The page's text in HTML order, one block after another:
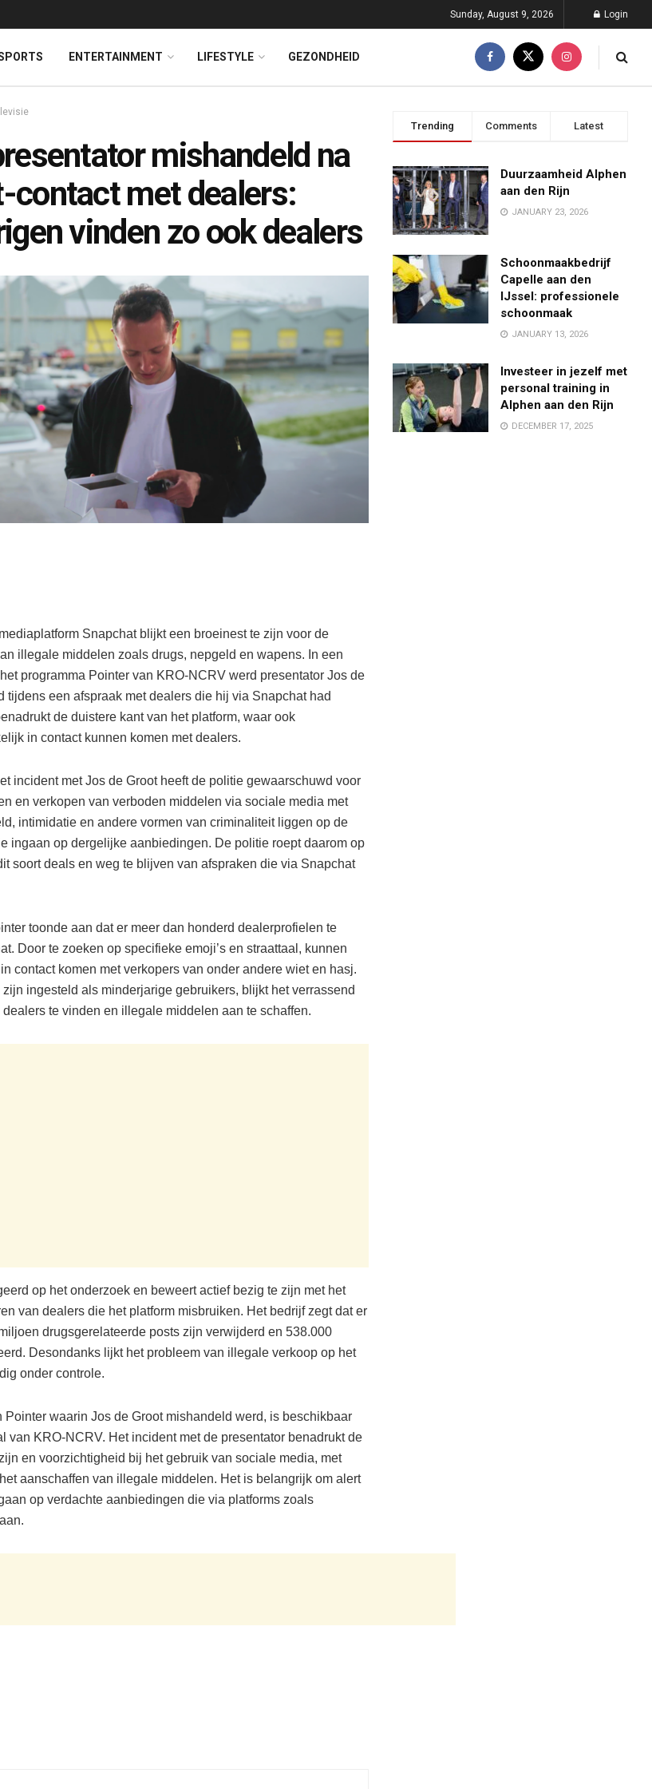
Sunday, August 9, 2026 Login
ENTERTAINMENT LIFESTYLE GEZONDHEID
mishandeld na
contact met dealers:
vinden zo ook dealers
Snapchat blijkt een broeinest te zijn voor de
illegale middelen zoals drugs, nepgeld en wapens. In een
programma Pointer van KRO-NCRV werd presentator Jos de
tijdens een afspraak met dealers die hij via Snapchat had
de duistere kant van het platform, waar ook
in contact kunnen komen met dealers.
incident met Jos de Groot heeft de politie gewaarschuwd voor
en verkopen van verboden middelen via sociale media met
intimidatie en andere vormen van criminaliteit liggen op de
ingaan op dergelijke aanbiedingen. De politie roept daarom op
soort deals en weg te blijven van afspraken die via Snapchat
toonde aan dat er meer dan honderd dealerprofielen te
Door te zoeken op specifieke emoji’s en straattaal, kunnen
contact komen met verkopers van onder andere wiet en hasj.
ingesteld als minderjarige gebruikers, blijkt het verrassend
te vinden en illegale middelen aan te schaffen.
op het onderzoek en beweert actief bezig te zijn met het
van dealers die het platform misbruiken. Het bedrijf zegt dat er
drugsgerelateerde posts zijn verwijderd en 538.000
Desondanks lijkt het probleem van illegale verkoop op het
onder controle.
Pointer waarin Jos de Groot mishandeld werd, is beschikbaar
van KRO-NCRV. Het incident met de presentator benadrukt de
en voorzichtigheid bij het gebruik van sociale media, met
aanschaffen van illegale middelen. Het is belangrijk om alert
op verdachte aanbiedingen die via platforms zoals
Trending Comments Latest
Duurzaamheid Alphen
aan den Rijn
JANUARY 23, 2026
Schoonmaakbedrijf
Capelle aan den
IJssel: professionele
schoonmaak
JANUARY 13, 2026
Investeer in jezelf met
personal training in
Alphen aan den Rijn
DECEMBER 17, 2025